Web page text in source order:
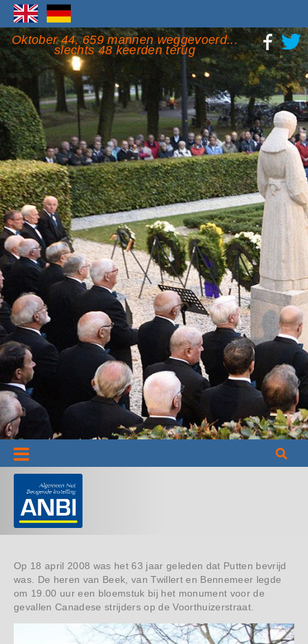
Oktober 44, 659 mannen weggevoerd...
slechts 48 keerden terug
Informatie
Op 18 april 2008 was het 63 jaar geleden dat Putten bevrijd
was. De heren van Beek, van Twillert en Bennemeer legde
om 19.00 uur een bloemstuk bij het monument voor de
gevallen Canadese strijders op de Voorthuizerstraat.